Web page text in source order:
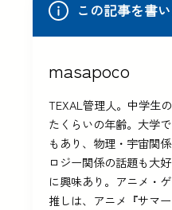
この記事を書
masapoco
TEXAL管理人。中学生
たくらいの年齢。大学
もあり、物理・宇宙関
ロジー関係の話題も大
に興味あり。アニメ・
推しは、アニメ『サマ